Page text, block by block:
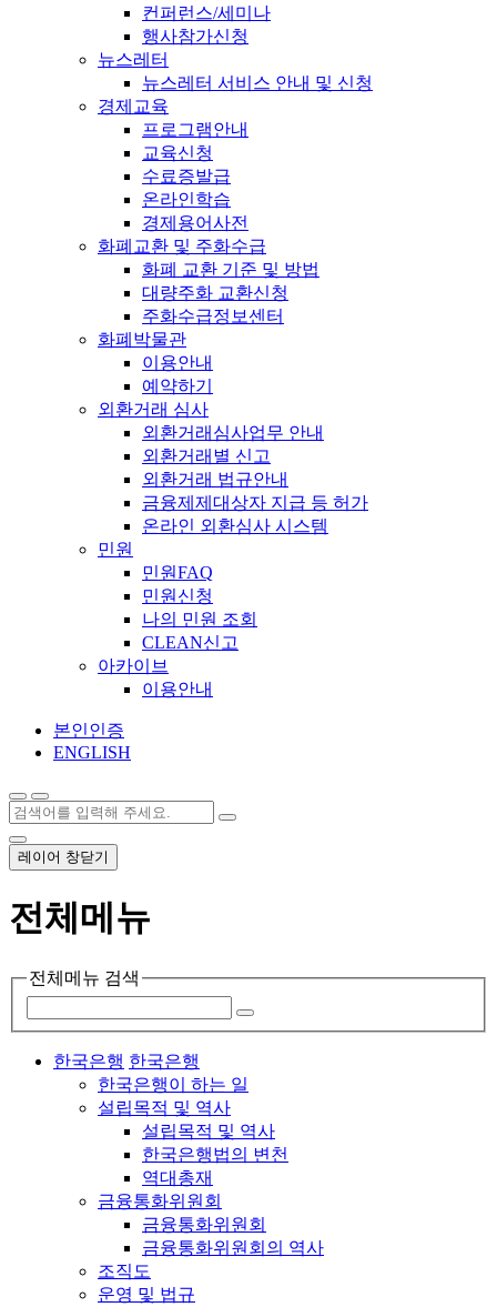
컨퍼런스/세미나
행사참가신청
뉴스레터
뉴스레터 서비스 안내 및 신청
경제교육
프로그램안내
교육신청
수료증발급
온라인학습
경제용어사전
화폐교환 및 주화수급
화폐 교환 기준 및 방법
대량주화 교환신청
주화수급정보센터
화폐박물관
이용안내
예약하기
외환거래 심사
외환거래심사업무 안내
외환거래별 신고
외환거래 법규안내
금융제제대상자 지급 등 허가
온라인 외환심사 시스템
민원
민원FAQ
민원신청
나의 민원 조회
CLEAN신고
아카이브
이용안내
본인인증
ENGLISH
레이어 창닫기
전체메뉴
전체메뉴 검색
한국은행 한국은행
한국은행이 하는 일
설립목적 및 역사
설립목적 및 역사
한국은행법의 변천
역대총재
금융통화위원회
금융통화위원회
금융통화위원회의 역사
조직도
운영 및 법규